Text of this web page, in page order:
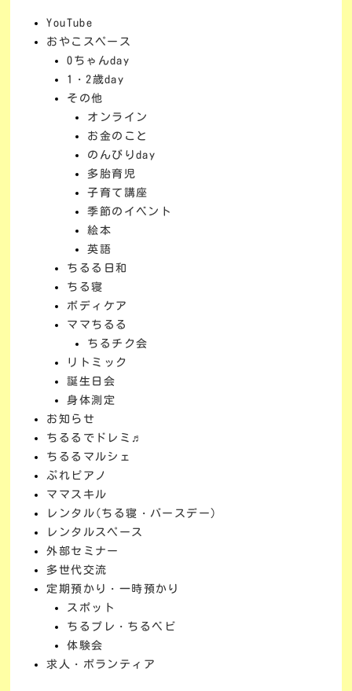
YouTube
おやこスペース
0ちゃんday
1・2歳day
その他
オンライン
お金のこと
のんびりday
多胎育児
子育て講座
季節のイベント
絵本
英語
ちるる日和
ちる寝
ボディケア
ママちるる
ちるチク会
リトミック
誕生日会
身体測定
お知らせ
ちるるでドレミ♬
ちるるマルシェ
ぷれピアノ
ママスキル
レンタル(ちる寝・バースデー)
レンタルスペース
外部セミナー
多世代交流
定期預かり・一時預かり
スポット
ちるプレ・ちるベビ
体験会
求人・ボランティア